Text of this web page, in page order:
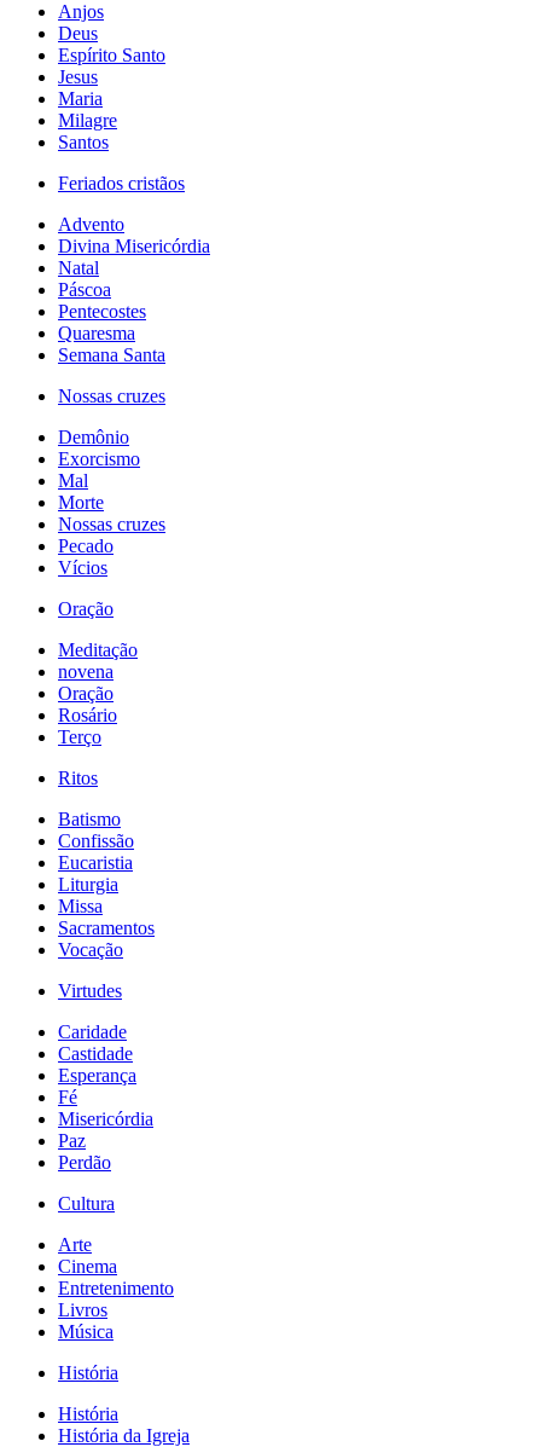
Anjos
Deus
Espírito Santo
Jesus
Maria
Milagre
Santos
Feriados cristãos
Advento
Divina Misericórdia
Natal
Páscoa
Pentecostes
Quaresma
Semana Santa
Nossas cruzes
Demônio
Exorcismo
Mal
Morte
Nossas cruzes
Pecado
Vícios
Oração
Meditação
novena
Oração
Rosário
Terço
Ritos
Batismo
Confissão
Eucaristia
Liturgia
Missa
Sacramentos
Vocação
Virtudes
Caridade
Castidade
Esperança
Fé
Misericórdia
Paz
Perdão
Cultura
Arte
Cinema
Entretenimento
Livros
Música
História
História
História da Igreja